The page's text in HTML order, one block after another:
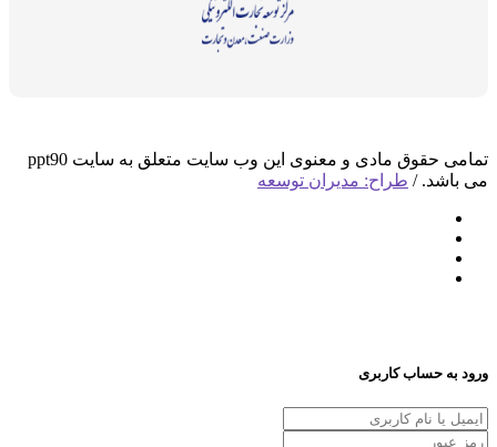
تمامی حقوق مادی و معنوی این وب سایت متعلق به سایت ppt90
/ طراح: مدیران توسعه
حساب کاربری